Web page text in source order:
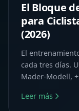
El Bloque
para
(2026)
El
cada tres días.
Mader-Modell,
Leer más